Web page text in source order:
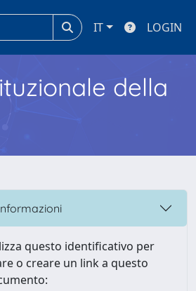
IT LOGIN
della
questo identificativo per
o creare un link a questo